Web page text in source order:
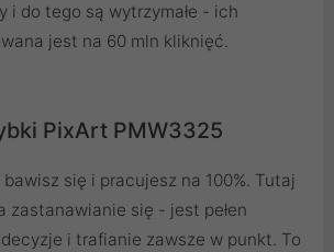
i do tego są wytrzymałe - ich
jest na 60 mln kliknięć.
PixArt PMW3325
się i pracujesz na 100%. Tutaj
zastanawianie się - jest pełen
i trafianie zawsze w punkt. To